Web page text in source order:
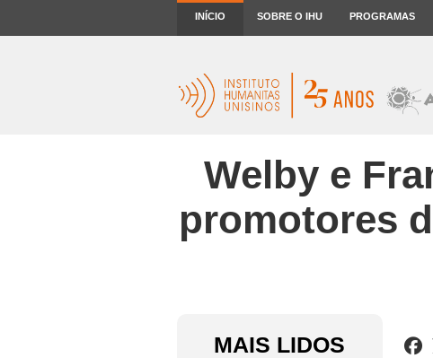
INÍCIO SOBRE O IHU PROGRAMAS
Welby e
promotores
MAIS LIDOS